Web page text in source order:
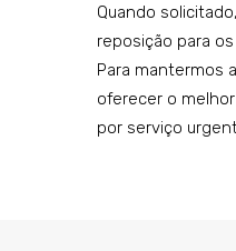
Quando
reposição para
Para mantermos
oferecer o
por serviço